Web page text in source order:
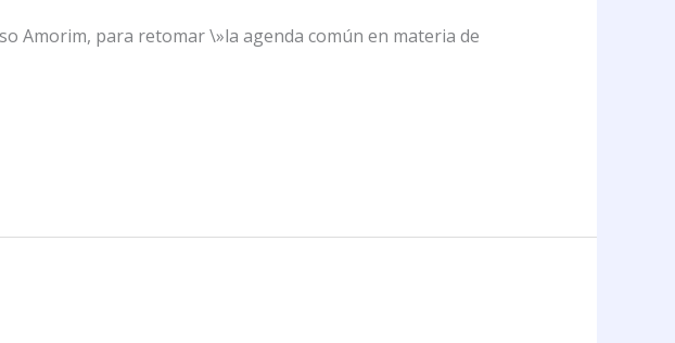
Amorim, para retomar \»la agenda común en materia de